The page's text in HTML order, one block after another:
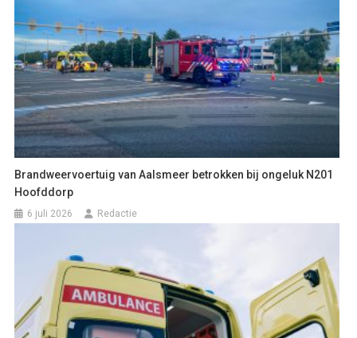
Brandweervoertuig van Aalsmeer betrokken bij ongeluk N201
Hoofddorp
6 juli 2026 Redactie